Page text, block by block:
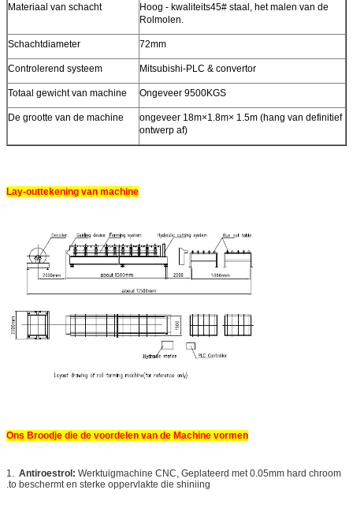
Materiaal van schacht
Hoog - kwaliteits45# staal, het malen van de
Rolmolen.
Schachtdiameter 72mm
Controlerend systeem Mitsubishi-PLC & convertor
Totaal gewicht van machine Ongeveer 9500KGS
De grootte van de machine
ongeveer 18m×1.8m× 1.5m (hang van definitief
ontwerp af)
Lay-outtekening van machine
Ons Broodje die de voordelen van de Machine vormen
1. Antiroestrol: Werktuigmachine CNC, Geplateerd met 0.05mm hard chroom
.to beschermt en sterke oppervlakte die shiniing